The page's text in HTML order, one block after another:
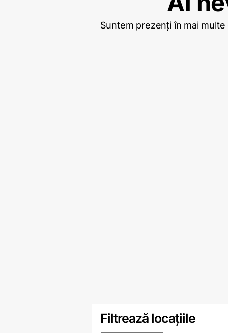
Suntem prezenți în mai
Filtrează locațiile